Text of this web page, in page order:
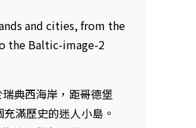
典西海岸，距哥德堡
滿歷史的迷人小島。